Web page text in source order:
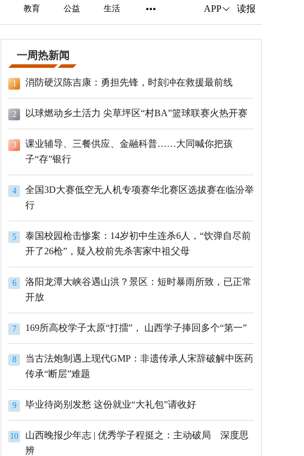
教育 公益 生活 APP 读报
一周热新闻
1 消防硬汉陈吉康：勇担先锋，时刻冲在救援最前线
2 以球燃动乡土活力 尖草坪区“村BA”篮球联赛火热开赛
3
课业辅导、三餐供应、金融科普……大同喊你把孩
子“存”银行
4
全国3D大赛低空无人机专项赛华北赛区选拔赛在临汾举
行
5
泰国校园枪击惨案：14岁初中生连杀6人，“饮弹自尽前
开了26枪”，疑入校前先杀害家中祖父母
6
洛阳龙潭大峡谷遇山洪？景区：短时暴雨所致，已正常
开放
7 169所高校学子太原“打擂”， 山西学子捧回多个“第一”
8
当古法炮制遇上现代GMP：非遗传承人宋辞破解中医药
传承“断层”难题
9 毕业待岗别发愁 这份就业“大礼包”请收好
10
山西晚报少年志 | 优秀学子程挺之：主动破局 深度思
辨